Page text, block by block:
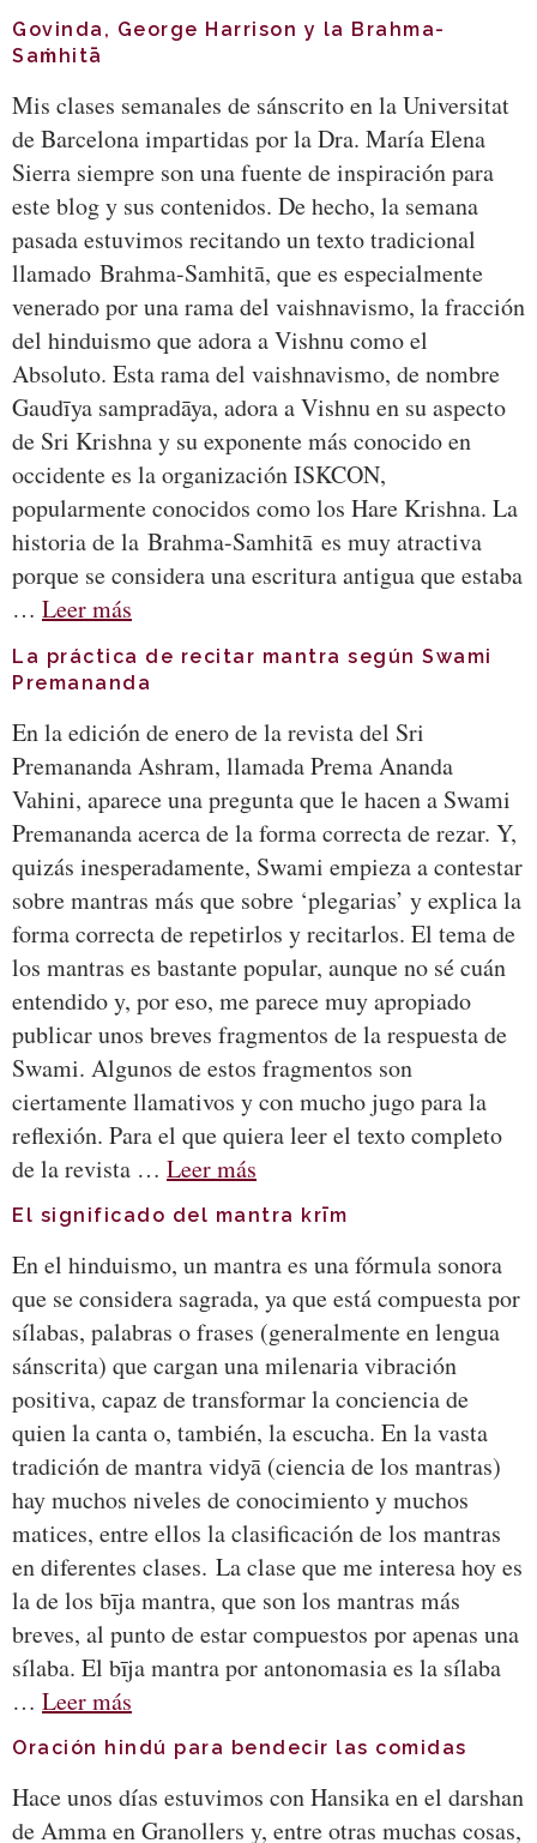
Govinda, George Harrison y la Brahma-
Saṁhitā
Mis clases semanales de sánscrito en la Universitat
de Barcelona impartidas por la Dra. María Elena
Sierra siempre son una fuente de inspiración para
este blog y sus contenidos. De hecho, la semana
pasada estuvimos recitando un texto tradicional
llamado Brahma-Samhitā, que es especialmente
venerado por una rama del vaishnavismo, la fracción
del hinduismo que adora a Vishnu como el
Absoluto. Esta rama del vaishnavismo, de nombre
Gaudīya sampradāya, adora a Vishnu en su aspecto
de Sri Krishna y su exponente más conocido en
occidente es la organización ISKCON,
popularmente conocidos como los Hare Krishna. La
historia de la Brahma-Samhitā es muy atractiva
porque se considera una escritura antigua que estaba
… Leer más
La práctica de recitar mantra según Swami
Premananda
En la edición de enero de la revista del Sri
Premananda Ashram, llamada Prema Ananda
Vahini, aparece una pregunta que le hacen a Swami
Premananda acerca de la forma correcta de rezar. Y,
quizás inesperadamente, Swami empieza a contestar
sobre mantras más que sobre ‘plegarias’ y explica la
forma correcta de repetirlos y recitarlos. El tema de
los mantras es bastante popular, aunque no sé cuán
entendido y, por eso, me parece muy apropiado
publicar unos breves fragmentos de la respuesta de
Swami. Algunos de estos fragmentos son
ciertamente llamativos y con mucho jugo para la
reflexión. Para el que quiera leer el texto completo
de la revista … Leer más
El significado del mantra krīm
En el hinduismo, un mantra es una fórmula sonora
que se considera sagrada, ya que está compuesta por
sílabas, palabras o frases (generalmente en lengua
sánscrita) que cargan una milenaria vibración
positiva, capaz de transformar la conciencia de
quien la canta o, también, la escucha. En la vasta
tradición de mantra vidyā (ciencia de los mantras)
hay muchos niveles de conocimiento y muchos
matices, entre ellos la clasificación de los mantras
en diferentes clases. La clase que me interesa hoy es
la de los bīja mantra, que son los mantras más
breves, al punto de estar compuestos por apenas una
sílaba. El bīja mantra por antonomasia es la sílaba
… Leer más
Oración hindú para bendecir las comidas
Hace unos días estuvimos con Hansika en el darshan
de Amma en Granollers y, entre otras muchas cosas,